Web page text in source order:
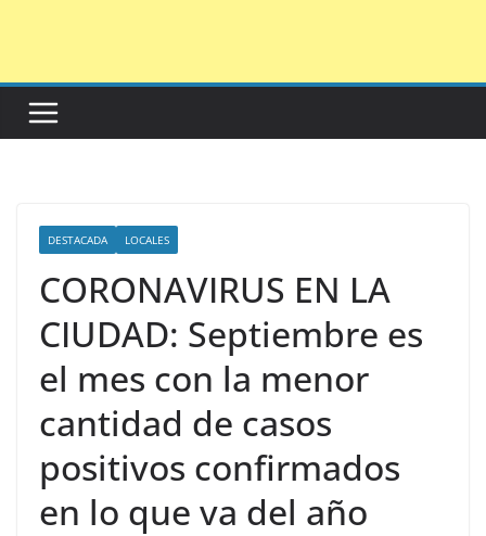
DESTACADA LOCALES
CORONAVIRUS EN LA
CIUDAD: Septiembre es
el mes con la menor
cantidad de casos
positivos confirmados
en lo que va del año